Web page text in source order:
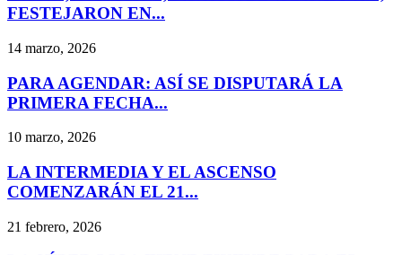
FESTEJARON EN...
14 marzo, 2026
PARA AGENDAR: ASÍ SE DISPUTARÁ LA
PRIMERA FECHA...
10 marzo, 2026
LA INTERMEDIA Y EL ASCENSO
COMENZARÁN EL 21...
21 febrero, 2026